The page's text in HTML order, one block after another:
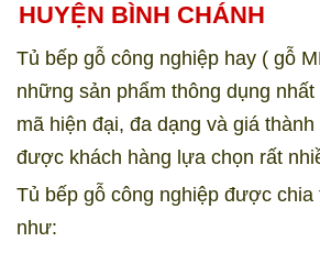
HUYỆN BÌNH CHÁNH
Tủ bếp gỗ công nghiệp hay ( gỗ
những sản phẩm thông dụng
mã hiện đại, đa dạng và giá
được khách hàng lựa chọn rất
Tủ bếp gỗ công nghiệp được chia
như: